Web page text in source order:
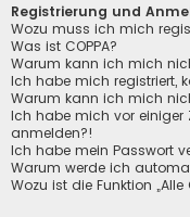
Registrierung und
Wozu muss ich mich
Was ist COPPA?
Warum kann ich mich
Ich habe mich registriert,
Warum kann ich mich
Ich habe mich vor einiger
anmelden?!
Ich habe mein Passwort
Warum werde ich
Wozu ist die Funktion „Alle